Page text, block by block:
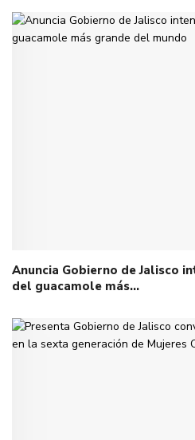
Anuncia Gobierno de Jalisco
del guacamole más…